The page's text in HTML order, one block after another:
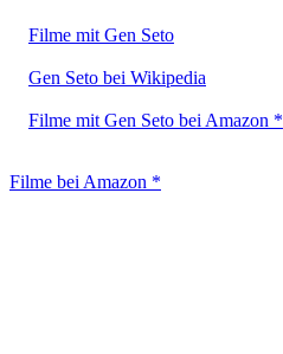
Filme mit Gen Seto
Gen Seto bei Wikipedia
Filme mit Gen Seto bei Amazon *
Filme bei Amazon *